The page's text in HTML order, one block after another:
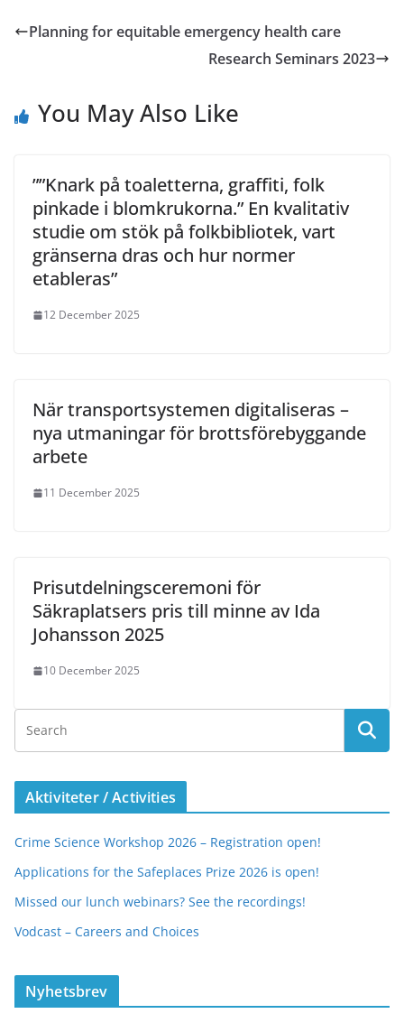
Planning for equitable emergency health care
Research Seminars 2023
You May Also Like
””Knark på toaletterna, graffiti, folk
pinkade i blomkrukorna.” En kvalitativ
studie om stök på folkbibliotek, vart
gränserna dras och hur normer
etableras”
12 December 2025
När transportsystemen digitaliseras –
nya utmaningar för brottsförebyggande
arbete
11 December 2025
Prisutdelningsceremoni för
Säkraplatsers pris till minne av Ida
Johansson 2025
10 December 2025
Aktiviteter / Activities
Crime Science Workshop 2026 – Registration open!
Applications for the Safeplaces Prize 2026 is open!
Missed our lunch webinars? See the recordings!
Vodcast – Careers and Choices
Nyhetsbrev